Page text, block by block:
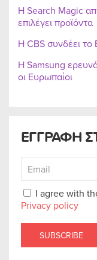
ΕΓΓΡΑΦΗ
I agree with
Privacy policy
SUBSCRIBE
Η Search Magic
επιλέγει προϊόντα
Η CBS συνδέει
Η Samsung
οι Ευρωπαίοι